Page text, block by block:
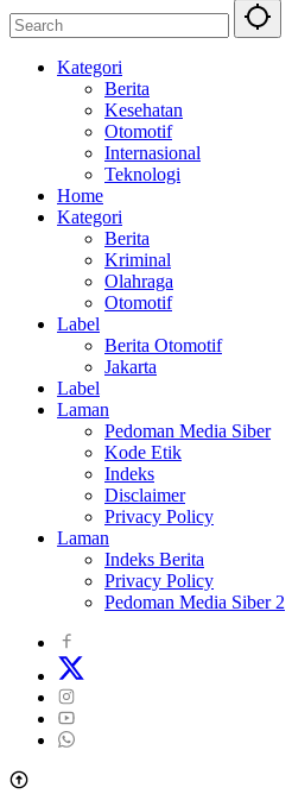
Kategori
Berita
Kesehatan
Otomotif
Internasional
Teknologi
Home
Kategori
Berita
Kriminal
Olahraga
Otomotif
Label
Berita Otomotif
Jakarta
Label
Laman
Pedoman Media Siber
Kode Etik
Indeks
Disclaimer
Privacy Policy
Laman
Indeks Berita
Privacy Policy
Pedoman Media Siber 2